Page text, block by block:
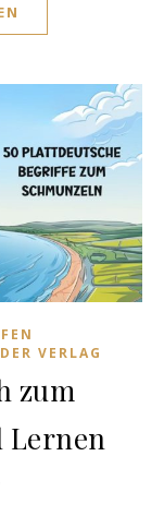
VERLAG
zum
Lernen